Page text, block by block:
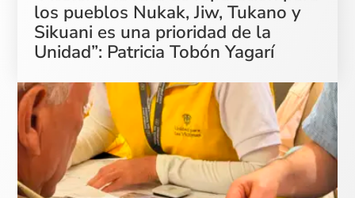
los pueblos Nukak, Jiw, Tukano y
Sikuani es una prioridad de la
Unidad”: Patricia Tobón Yagarí